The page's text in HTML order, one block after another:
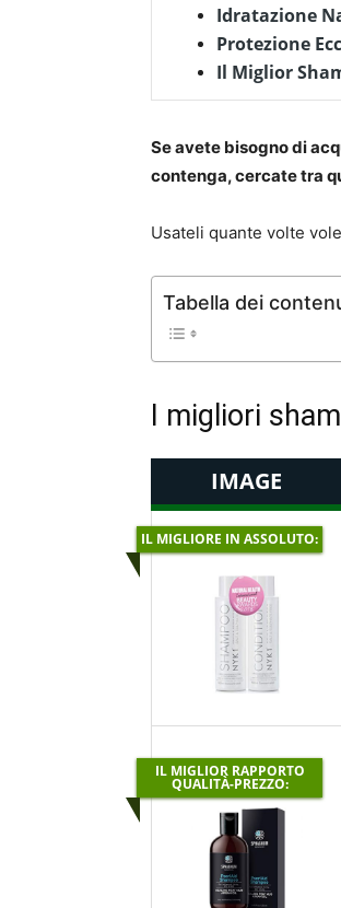
Idratazione
Protezione
Il Miglior
Se avete bisogno di
contenga, cercate tra
Usateli quante volte
Tabella dei
I migliori
IMAGE
IL MIGLIORE IN ASSOLUTO:
IL MIGLIOR RAPPORTO
QUALITÀ-PREZZO: